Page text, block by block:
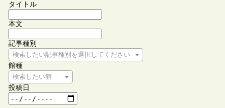
タイトル
本文
記事種別
検索したい記事種別を選択してください
館種
検索したい館種を選択してください
投稿日